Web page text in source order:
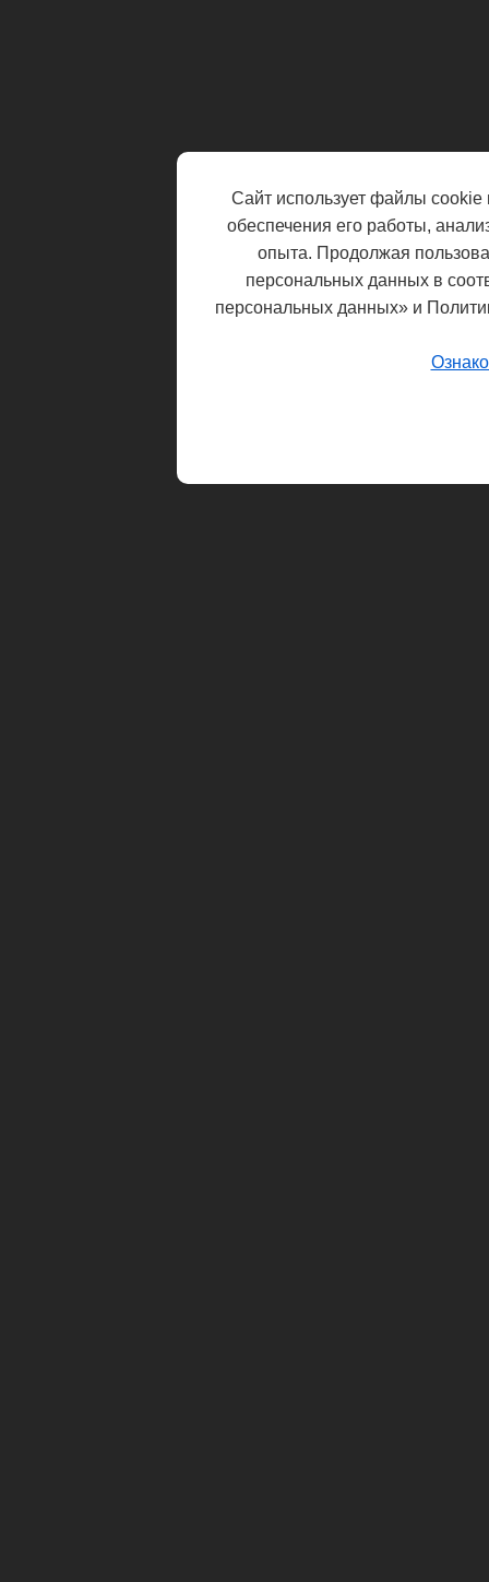
Сайт использует файлы cookie
обеспечения его работы,
опыта. Продолжая
персональных данных в
персональных данных» и